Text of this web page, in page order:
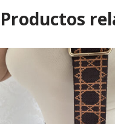
Productos